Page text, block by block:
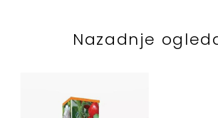
Nazadnje